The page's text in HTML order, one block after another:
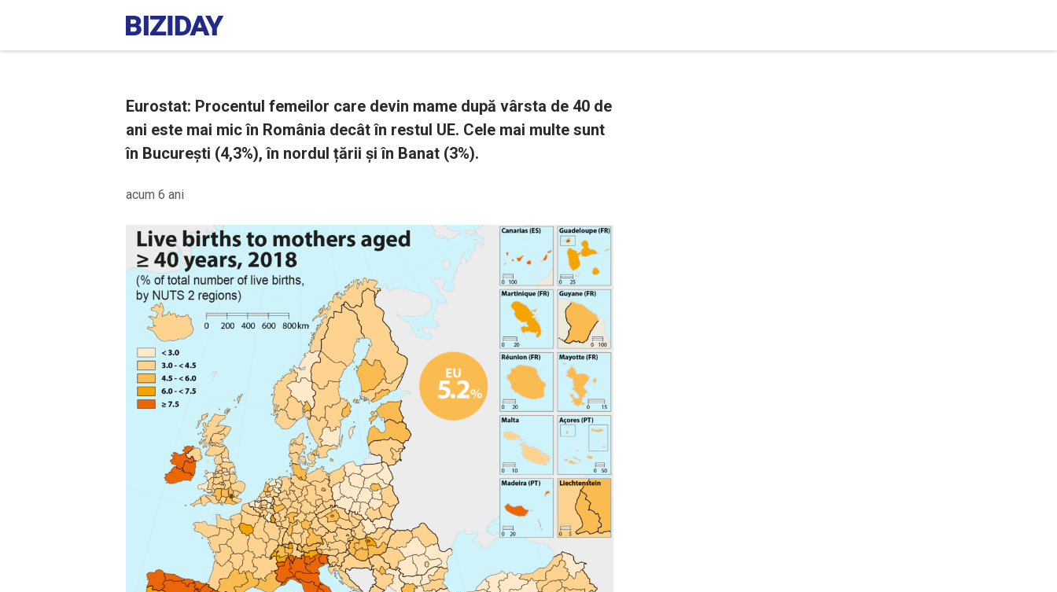
Eurostat: Procentul femeilor care devin mame după vârsta de 40 de
ani este mai mic în România decât în restul UE. Cele mai multe sunt
în București (4,3%), în nordul țării și în Banat (3%).
acum 6 ani